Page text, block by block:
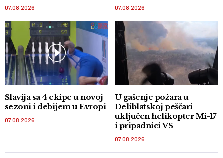
07.08.2026 07.08.2026
Slavija sa 4 ekipe u novoj
sezoni i debijem u Evropi
07.08.2026
U gašenje požara u
Deliblatskoj peščari
uključen helikopter Mi-17
i pripadnici VS
07.08.2026